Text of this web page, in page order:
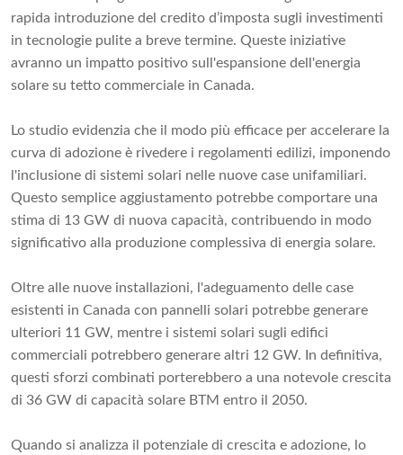
rapida introduzione del credito d’imposta sugli investimenti
in tecnologie pulite a breve termine. Queste iniziative
avranno un impatto positivo sull'espansione dell'energia
solare su tetto commerciale in Canada.
Lo studio evidenzia che il modo più efficace per accelerare la
curva di adozione è rivedere i regolamenti edilizi, imponendo
l'inclusione di sistemi solari nelle nuove case unifamiliari.
Questo semplice aggiustamento potrebbe comportare una
stima di 13 GW di nuova capacità, contribuendo in modo
significativo alla produzione complessiva di energia solare.
Oltre alle nuove installazioni, l'adeguamento delle case
esistenti in Canada con pannelli solari potrebbe generare
ulteriori 11 GW, mentre i sistemi solari sugli edifici
commerciali potrebbero generare altri 12 GW. In definitiva,
questi sforzi combinati porterebbero a una notevole crescita
di 36 GW di capacità solare BTM entro il 2050.
Quando si analizza il potenziale di crescita e adozione, lo